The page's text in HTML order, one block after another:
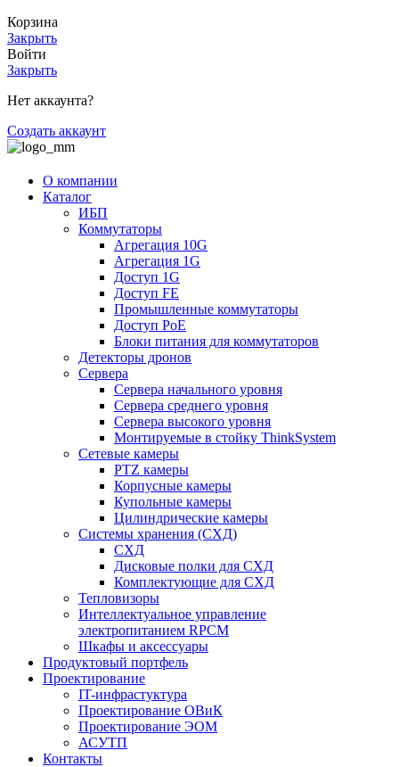
Корзина
Закрыть
Войти
Закрыть
Нет аккаунта?
Создать аккаунт
О компании
Каталог
ИБП
Коммутаторы
Агрегация 10G
Агрегация 1G
Доступ 1G
Доступ FE
Промышленные коммутаторы
Доступ PoE
Блоки питания для коммутаторов
Детекторы дронов
Сервера
Сервера начального уровня
Сервера среднего уровня
Сервера высокого уровня
Монтируемые в стойку ThinkSystem
Сетевые камеры
PTZ камеры
Корпусные камеры
Купольные камеры
Цилиндрические камеры
Системы хранения (СХД)
СХД
Дисковые полки для СХД
Комплектующие для СХД
Тепловизоры
Интеллектуальное управление
электропитанием RPCM
Шкафы и аксессуары
Продуктовый портфель
Проектирование
IT-инфрастуктура
Проектирование ОВиК
Проектирование ЭОМ
АСУТП
Контакты